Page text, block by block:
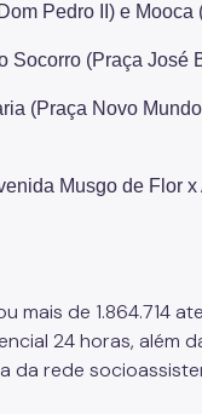
Pedro II) e Mooca
Socorro (Praça José
(Praça Novo
Musgo de Flor
mais de 1.864.714
24 horas, além
da rede